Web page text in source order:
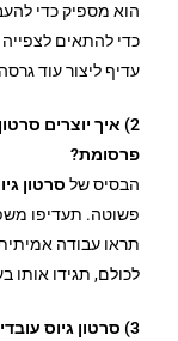
הוא מספיק כדי
כדי להתאים
עדיף ליצור עוד
2) איך יוצרים
פרסומת?
הבסיס של סרטון
פשוטה. תעדיפו
תראו עבודה
לכולם, תגידו אותו
3) סרטון גיוס